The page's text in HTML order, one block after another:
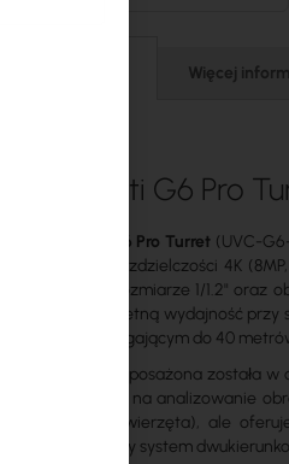
Więcej
Ubiquiti G6 Pro
Ubiquiti G6 Pro Turret (UVC-
obraz w rozdzielczości 4K
CMOS o rozmiarze 1/1.2"
detali i świetną wydajność
zasięgu sięgającym do 40
Kamera wyposażona została
Pozwala to na analizowanie
pojazdy, zwierzęta), ale
wbudowany system